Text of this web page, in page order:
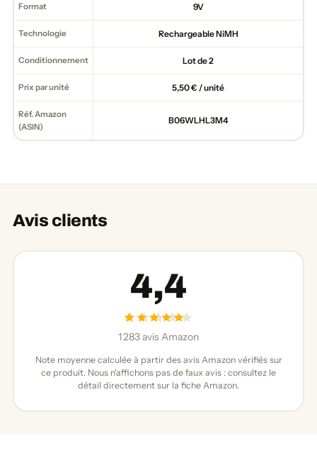
Format 9V
Technologie Rechargeable NiMH
Conditionnement Lot de 2
Prix par unité 5,50 € / unité
Réf. Amazon
(ASIN)
B06WLHL3M4
Avis clients
4,4
1 283 avis Amazon
Note moyenne calculée à partir des avis Amazon vérifiés sur
ce produit. Nous n'affichons pas de faux avis : consultez le
détail directement sur la fiche Amazon.